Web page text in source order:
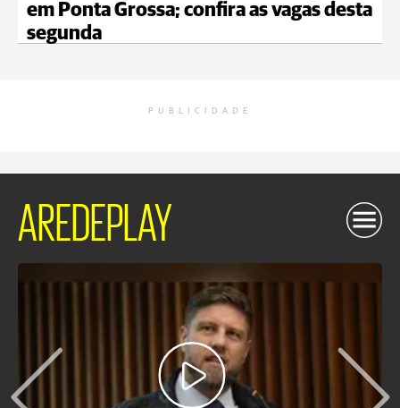
em Ponta Grossa; confira as vagas desta
segunda
PUBLICIDADE
AREDEPLAY